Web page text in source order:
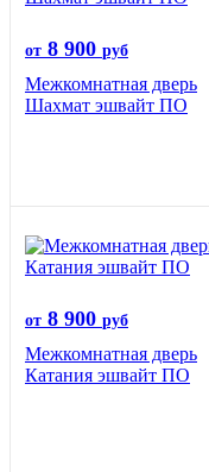
от 8 900 руб
Межкомнатная дверь
Шахмат эшвайт ПО
от 8 900 руб
Межкомнатная дверь
Катания эшвайт ПО